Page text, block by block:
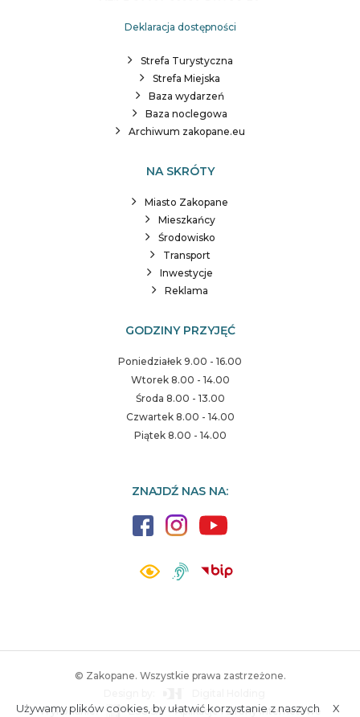
Deklaracja dostępności
Strefa Turystyczna
Strefa Miejska
Baza wydarzeń
Baza noclegowa
Archiwum zakopane.eu
NA SKRÓTY
Miasto Zakopane
Mieszkańcy
Środowisko
Transport
Inwestycje
Reklama
GODZINY PRZYJĘĆ
Poniedziałek 9.00 - 16.00
Wtorek 8.00 - 14.00
Środa 8.00 - 13.00
Czwartek 8.00 - 14.00
Piątek 8.00 - 14.00
ZNAJDŹ NAS NA:
© Zakopane. Wszystkie prawa zastrzeżone.
Wykonanie:
ESC SA - Aplikacje i strony internetowe
Używamy plików cookies, by ułatwić korzystanie z naszych X